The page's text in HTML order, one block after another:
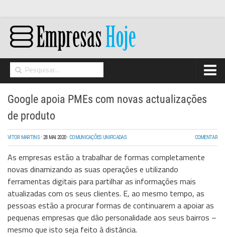
Home
Networking
Segurança
High Tech
Hosting/Cloud
I&D
Opinião
Storage
Google apoia PMEs com novas actualizações
de produto
VITOR MARTINS· 28 MAI 2020·COMUNICAÇÕES UNIFICADAS COMENTAR
As empresas estão a trabalhar de formas completamente
novas dinamizando as suas operações e utilizando
ferramentas digitais para partilhar as informações mais
atualizadas com os seus clientes. E, ao mesmo tempo, as
pessoas estão a procurar formas de continuarem a apoiar as
pequenas empresas que dão personalidade aos seus bairros –
mesmo que isto seja feito à distância.